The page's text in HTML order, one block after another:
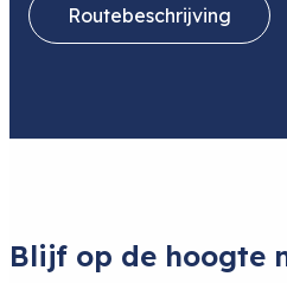
Routebeschrijving
Blijf op de hoogte